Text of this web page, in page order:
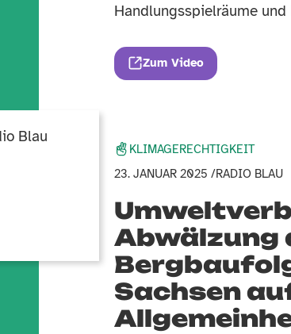
Handlungsspielräume und
Zum Video
KLIMAGERECHTIGKEIT
23. JANUAR 2025 /RADIO BLAU
Abwälzung
Sachsen